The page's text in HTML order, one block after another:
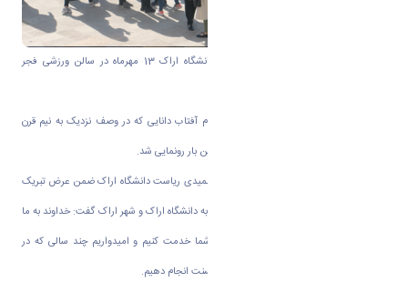
آیین استقبال از نودانشجویان ورودی 98 دانشگاه اراک 13 مهرماه در سالن ورزشی فجر
در ابتدای مراسم از سرود دانشگاه اراک به نام آفتاب دانایی که در وصف نزدیک به نیم قرن
فعالیت ها و درخشش دانشگاه است برای اولین بار رونمایی شد.
به گزارش روابط عمومی دانشگاه اراک؛ دکتر حمیدی ریاست دانشگاه اراک ضمن عرض تبریک
صمیمانه و خیر مقدم دانشجویان جدید الورود به دانشگاه اراک و شهر اراک گفت: خداوند به ما
این نعمت را داده است که به عنوان مربی شما خدمت کنیم و امیدواریم چند سالی که در
خدمت شما هستیم وظایف خود را به نحو احسنت انجام دهیم.